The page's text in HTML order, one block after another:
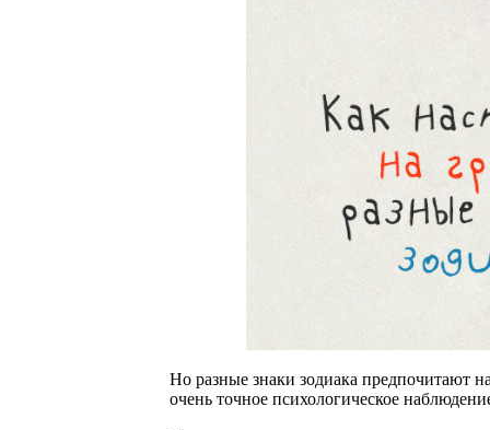
Но разные знаки зодиака предпочитают
очень точное психологическое